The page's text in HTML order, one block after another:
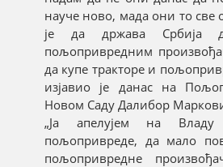
науче ново, мада они то све
је да држава Србија
пољопривредним
да купе тракторе и
изјавио је данас на
Новом Саду Далибор
„Ја апелујем на Владу
пољопривреде, да мало
пољопривредне